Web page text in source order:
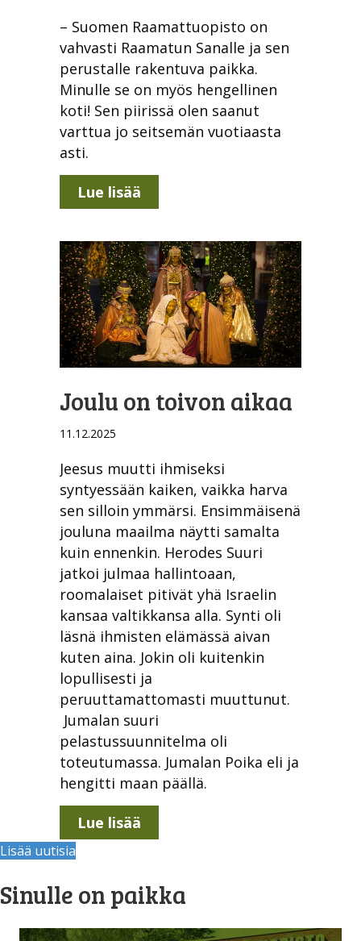
– Suomen Raamattuopisto on
vahvasti Raamatun Sanalle ja sen
perustalle rakentuva paikka.
Minulle se on myös hengellinen
koti! Sen piirissä olen saanut
varttua jo seitsemän vuotiaasta
asti.
Lue lisää
Joulu on toivon aikaa
11.12.2025
Jeesus muutti ihmiseksi
syntyessään kaiken, vaikka harva
sen silloin ymmärsi. Ensimmäisenä
jouluna maailma näytti samalta
kuin ennenkin. Herodes Suuri
jatkoi julmaa hallintoaan,
roomalaiset pitivät yhä Israelin
kansaa valtikkansa alla. Synti oli
läsnä ihmisten elämässä aivan
kuten aina. Jokin oli kuitenkin
lopullisesti ja
peruuttamattomasti muuttunut.
Jumalan suuri
pelastussuunnitelma oli
toteutumassa. Jumalan Poika eli ja
hengitti maan päällä.
Lue lisää
Lisää uutisia
Sinulle on paikka